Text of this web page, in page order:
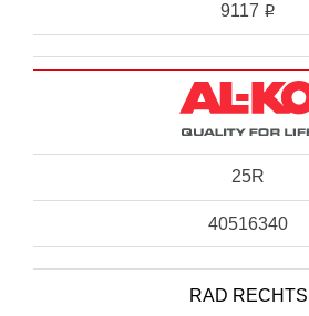
9117 i
25R
40516340
RAD RECHTS